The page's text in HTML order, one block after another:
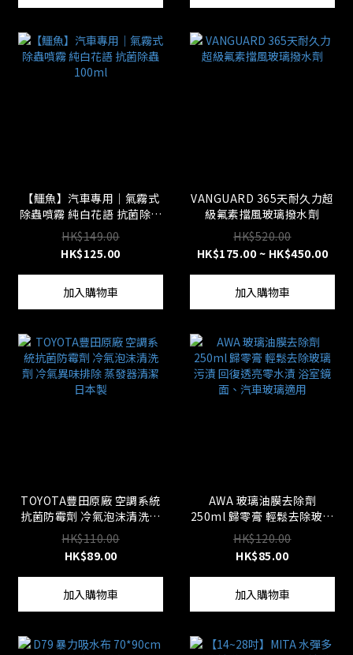
【鱷魚】汽車專用｜氣霧式
除蟲噴霧 純白花語 抗菌除蟲
100ml
HK$149.00
HK$125.00
加入購物車
VANGUARD 365天耐久力超
級氟素擋風玻璃撥水劑
HK$520.00
HK$175.00 ~ HK$450.00
加入購物車
TOYOTA豐田原廠 空調系統
抗菌防霉劑 冷氣泡沫清洗劑
冷氣異味排除 蒸發器清潔 日
本製
HK$110.00
HK$89.00
加入購物車
AWA 玻璃油膜去除劑
250ml 歸零膏 輕鬆去除玻璃
污漬 回復透亮零水漬 浴室鏡
面、汽車玻璃適用
HK$120.00
HK$85.00
加入購物車